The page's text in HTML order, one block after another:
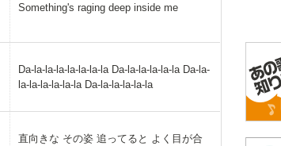
Something's raging deep inside me
Da-la-la-la-la-la-la-la Da-la-la-la-la-la Da-la-
la-la-la-la-la-la Da-la-la-la-la-la
直向きな その姿 追ってると よく目が合